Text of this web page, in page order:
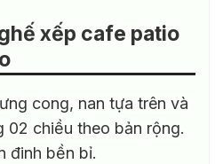
xếp cafe patio
cong, nan tựa trên và
02 chiều theo bản rộng.
đinh bền bỉ.